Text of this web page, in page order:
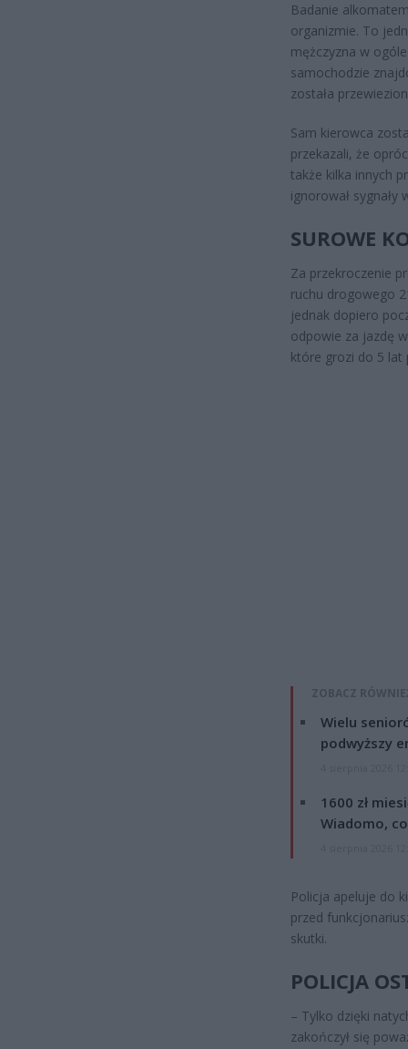
Badanie
organizmie. To
mężczyzna w
samochodzie
została
Sam kierowca
przekazali, że
także kilka innych
ignorował
SUROWE
Za przekroczenie
ruchu drogowego
jednak dopiero
odpowie za jazdę
które grozi do 5 lat
ZOBACZ
Wielu
podwyższy
1600 zł
Wiadomo,
Policja apeluje do
przed
skutki.
POLICJA
– Tylko dzięki
zakończył się